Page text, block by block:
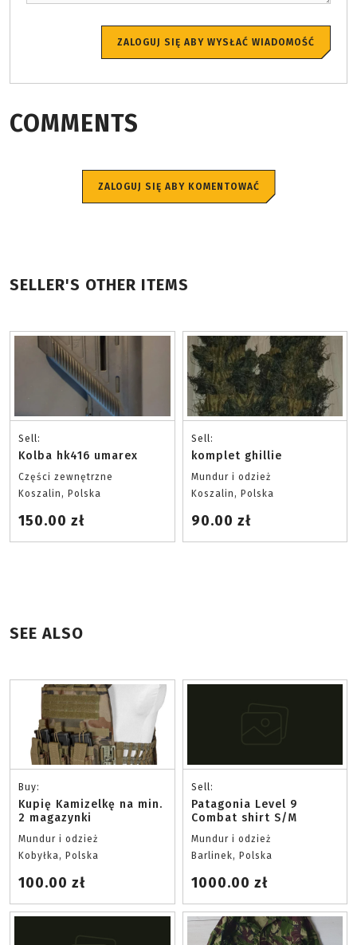
ZALOGUJ SIĘ ABY WYSŁAĆ WIADOMOŚĆ
COMMENTS
ZALOGUJ SIĘ ABY KOMENTOWAĆ
SELLER'S OTHER ITEMS
Sell:
Kolba hk416 umarex
Części zewnętrzne
Koszalin, Polska
150.00 zł
Sell:
komplet ghillie
Mundur i odzież
Koszalin, Polska
90.00 zł
SEE ALSO
Buy:
Kupię Kamizelkę na min.
2 magazynki
Mundur i odzież
Kobyłka, Polska
100.00 zł
Sell:
Patagonia Level 9
Combat shirt S/M
Mundur i odzież
Barlinek, Polska
1000.00 zł